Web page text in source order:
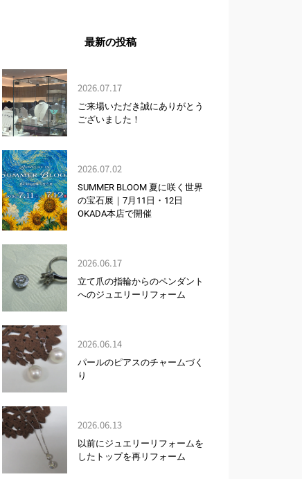
最新の投稿
2026.07.17
ご来場いただき誠にありがとう
ございました！
2026.07.02
SUMMER BLOOM 夏に咲く世界
の宝石展｜7月11日・12日
OKADA本店で開催
2026.06.17
立て爪の指輪からのペンダント
へのジュエリーリフォーム
2026.06.14
パールのピアスのチャームづく
り
2026.06.13
以前にジュエリーリフォームを
したトップを再リフォーム